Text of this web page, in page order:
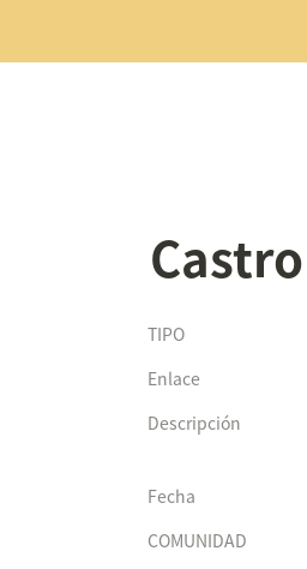
TIPO
Enlace
Descripción
Fecha
COMUNIDAD